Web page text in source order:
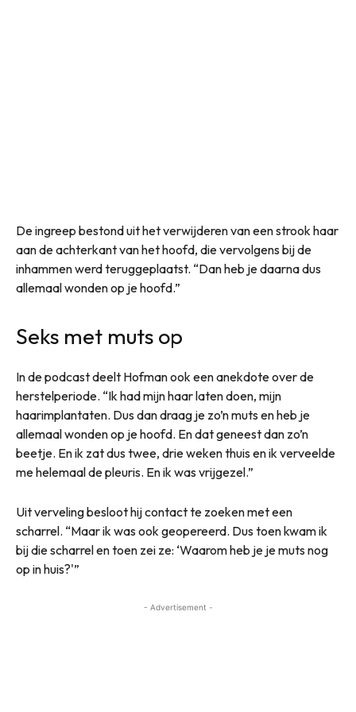
De ingreep bestond uit het verwijderen van een strook haar
aan de achterkant van het hoofd, die vervolgens bij de
inhammen werd teruggeplaatst. “Dan heb je daarna dus
allemaal wonden op je hoofd.”
Seks met muts op
In de podcast deelt Hofman ook een anekdote over de
herstelperiode. “Ik had mijn haar laten doen, mijn
haarimplantaten. Dus dan draag je zo’n muts en heb je
allemaal wonden op je hoofd. En dat geneest dan zo’n
beetje. En ik zat dus twee, drie weken thuis en ik verveelde
me helemaal de pleuris. En ik was vrijgezel.”
Uit verveling besloot hij contact te zoeken met een
scharrel. “Maar ik was ook geopereerd. Dus toen kwam ik
bij die scharrel en toen zei ze: ‘Waarom heb je je muts nog
op in huis?'”
- Advertisement -